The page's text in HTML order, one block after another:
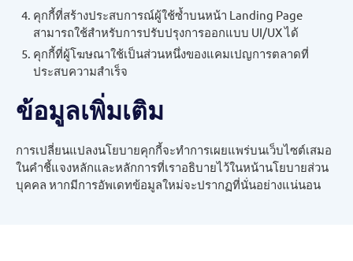
คุกกี้ที่สร้างประสบการณ์ผู้ใช้ซ้ำบนหน้า Landing Page
สามารถใช้สำหรับการปรับปรุงการออกแบบ UI/UX ได้
คุกกี้ที่ผู้โฆษณาใช้เป็นส่วนหนึ่งของแคมเปญการตลาดที่
ประสบความสำเร็จ
ข้อมูลเพิ่มเติม
การเปลี่ยนแปลงนโยบายคุกกี้จะทำการเผยแพร่บนเว็บไซต์เสมอ
ในคำชี้แจงหลักและหลักการที่เราอธิบายไว้ในหน้านโยบายส่วน
บุคคล หากมีการอัพเดทข้อมูลใหม่จะปรากฏที่นั่นอย่างแน่นอน